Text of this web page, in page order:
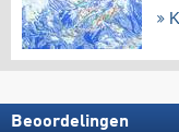
Beoordelingen